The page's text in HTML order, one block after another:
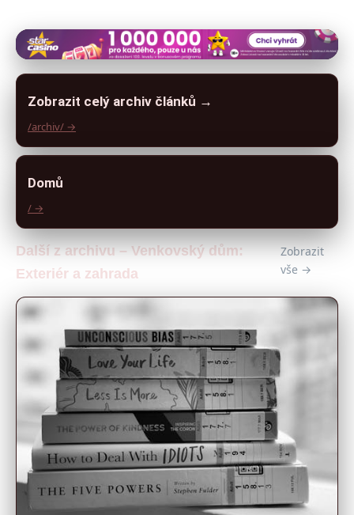
Zobrazit celý archiv článků →
/archiv/ →
Domů
/ →
Další z archivu – Venkovský dům:
Exteriér a zahrada
Zobrazit
vše →